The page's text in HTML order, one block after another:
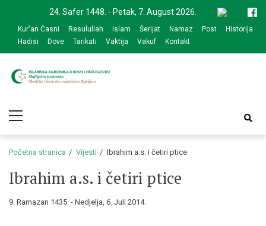
navigation
content
24. Safer 1448. - Petak, 7. August 2026.
Kur'an Časni Resulullah Islam Šerijat Namaz Post
Historija
Hadisi
Dove Tarikati Vaktija Vakuf Kontakt
zajednice Bijeljina
Menu
Početna stranica Vijesti Ibrahim a.s. i četiri ptice
Ibrahim a.s. i četiri ptice
9. Ramazan 1435. - Nedjelja, 6. Juli 2014.